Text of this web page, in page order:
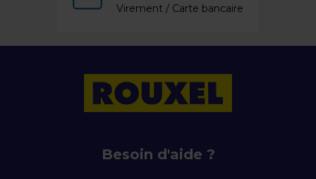
Virement / Carte bancaire
Besoin d'aide ?